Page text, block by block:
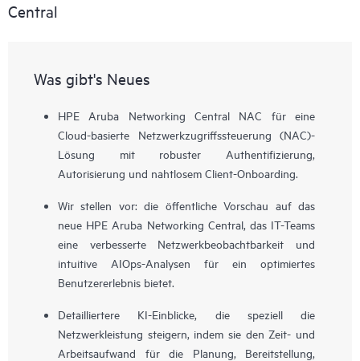
Central
Was gibt's Neues
HPE Aruba Networking Central NAC für eine
Cloud-basierte Netzwerkzugriffssteuerung (NAC)-
Lösung mit robuster Authentifizierung,
Autorisierung und nahtlosem Client-Onboarding.
Wir stellen vor: die öffentliche Vorschau auf das
neue HPE Aruba Networking Central, das IT-Teams
eine verbesserte Netzwerkbeobachtbarkeit und
intuitive AIOps-Analysen für ein optimiertes
Benutzererlebnis bietet.
Detailliertere KI-Einblicke, die speziell die
Netzwerkleistung steigern, indem sie den Zeit- und
Arbeitsaufwand für die Planung, Bereitstellung,